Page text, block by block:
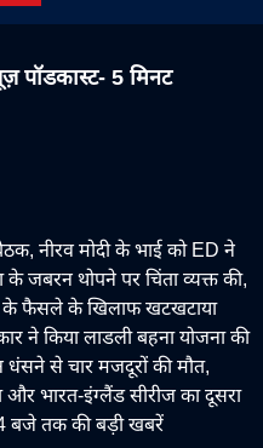
पॉडकास्ट- 5 मिनट
नीरव मोदी के भाई को ED ने
के जबरन थोपने पर चिंता व्यक्त की,
के फैसले के खिलाफ खटखटाया
ने किया लाडली बहना योजना की
धंसने से चार मजदूरों की मौत,
भारत-इंग्लैंड सीरीज का दूसरा
बजे तक की बड़ी खबरें